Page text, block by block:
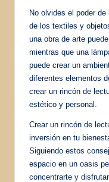
No olvides el poder de
de los textiles y
una obra de arte
mientras que una
puede crear un
diferentes elementos
crear un rincón de
estético y personal.
Crear un rincón de
inversión en tu
Siguiendo estos
espacio en un oasis
concentrarte y